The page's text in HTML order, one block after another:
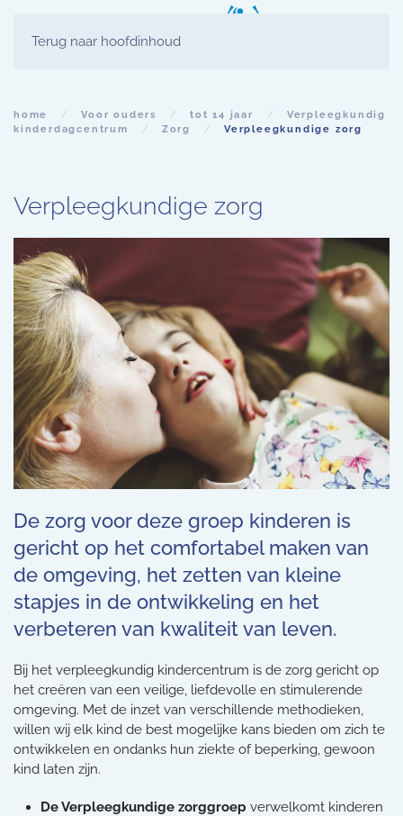
Terug naar hoofdinhoud
home Voor ouders tot 14 jaar
Verpleegkundig
kinderdagcentrum
Zorg Verpleegkundige zorg
Verpleegkundige zorg
De zorg voor deze groep kinderen is
gericht op het comfortabel maken van
de omgeving, het zetten van kleine
stapjes in de ontwikkeling en het
verbeteren van kwaliteit van leven.
Bij het verpleegkundig kindercentrum is de zorg gericht op
het creëren van een veilige, liefdevolle en stimulerende
omgeving. Met de inzet van verschillende methodieken,
willen wij elk kind de best mogelijke kans bieden om zich te
ontwikkelen en ondanks hun ziekte of beperking, gewoon
kind laten zijn.
De Verpleegkundige zorggroep verwelkomt kinderen